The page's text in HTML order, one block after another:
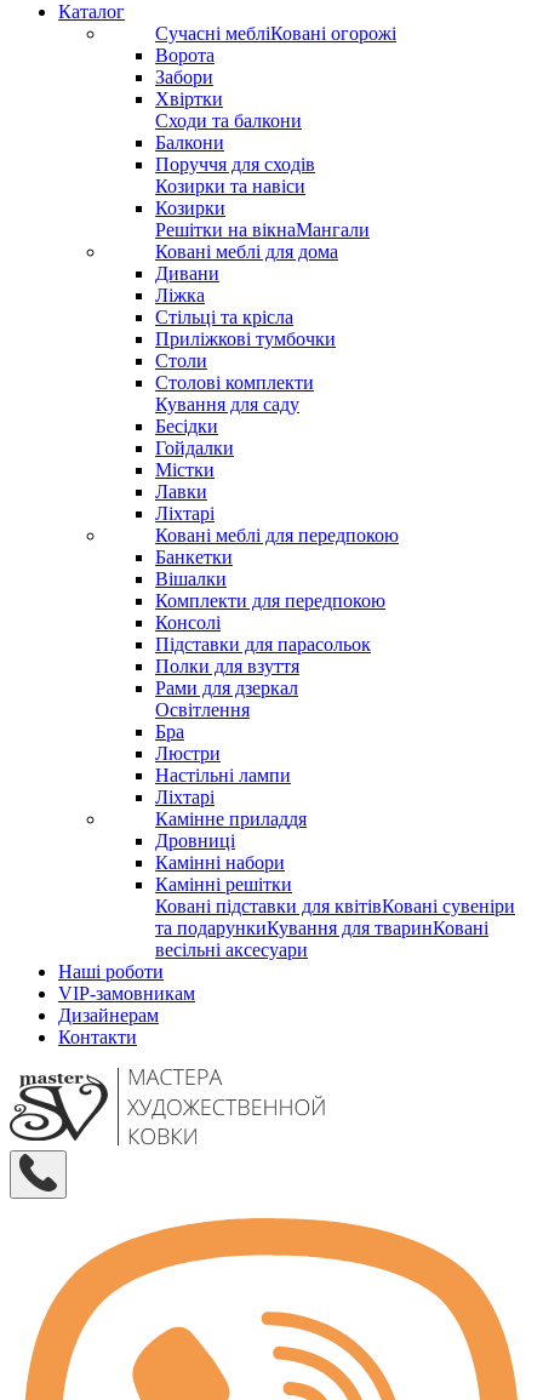
Каталог
Сучасні мебліКовані огорожі
Ворота
Забори
Хвіртки
Сходи та балкони
Балкони
Поруччя для сходів
Козирки та навіси
Козирки
Решітки на вікнаМангали
Ковані меблі для дома
Дивани
Ліжка
Стільці та крісла
Приліжкові тумбочки
Столи
Столові комплекти
Кування для саду
Бесідки
Гойдалки
Містки
Лавки
Ліхтарі
Ковані меблі для передпокою
Банкетки
Вішалки
Комплекти для передпокою
Консолі
Підставки для парасольок
Полки для взуття
Рами для дзеркал
Освітлення
Бра
Люстри
Настільні лампи
Ліхтарі
Камінне приладдя
Дровниці
Камінні набори
Камінні решітки
Ковані підставки для квітівКовані сувеніри
та подарункиКування для тваринКовані
весільні аксесуари
Наші роботи
VIP-замовникам
Дизайнерам
Контакти